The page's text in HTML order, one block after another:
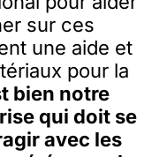
sur ces
une aide et
pour la
bien notre
qui doit se
avec les